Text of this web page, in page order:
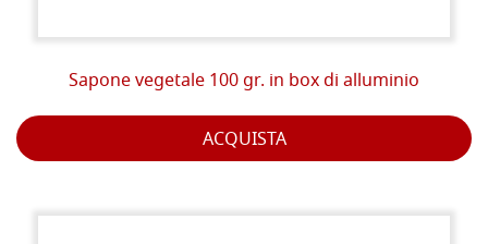
Sapone vegetale 100 gr. in box di alluminio
ACQUISTA